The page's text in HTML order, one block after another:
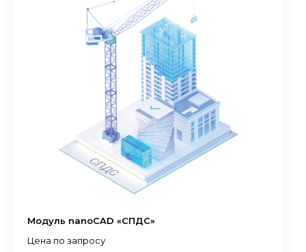
Модуль nanoCAD «СПДС»
Цена по запросу